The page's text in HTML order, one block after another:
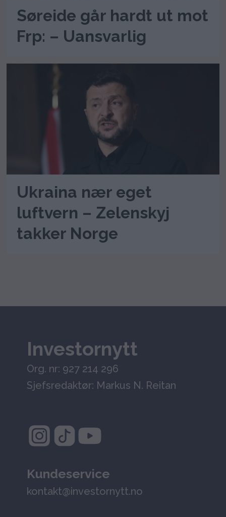
Søreide går hardt ut mot
Frp: – Uansvarlig
Ukraina nær eget
luftvern – Zelenskyj
takker Norge
Investornytt
Org. nr: 927 214 296
Sjefsredaktør: Markus N. Reitan
Kundeservice
kontakt@investornytt.no